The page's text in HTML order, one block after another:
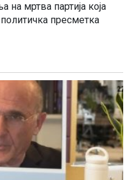
на мртва партија која
пресметка